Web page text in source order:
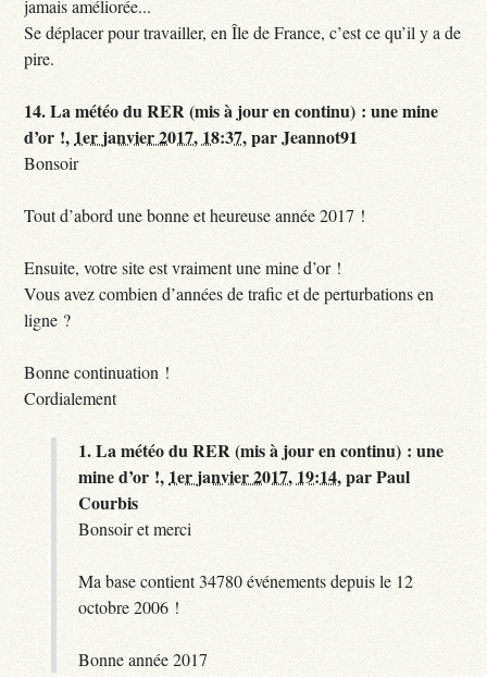
jamais améliorée...
Se déplacer pour travailler, en Île de France, c’est ce qu’il y a de
pire.
14.La météo du RER (mis à jour en continu) : une mine
d’or !, 1er janvier 2017, 18:37,parJeannot91
Bonsoir
Tout d’abord une bonne et heureuse année 2017 !
Ensuite, votre site est vraiment une mine d’or !
Vous avez combien d’années de trafic et de perturbations en
ligne ?
Bonne continuation !
Cordialement
1.La météo du RER (mis à jour en continu) : une
mine d’or !, 1er janvier 2017, 19:14,parPaul
Courbis
Bonsoir et merci
Ma base contient 34780 événements depuis le 12
octobre 2006 !
Bonne année 2017